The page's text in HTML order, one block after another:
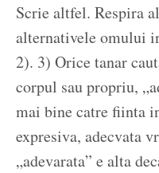
Scrie altfel. Respira
alternativele omului
2). 3) Orice tanar
corpul sau propriu,
mai bine catre fiinta
expresiva, adecvata
„adevarata” e alta